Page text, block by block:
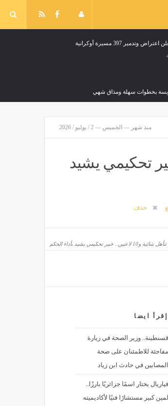
وتدمير 397 مسيرة أوكرانية
بخطوات سهلة ومذاق شهي
وديا اليوم بختام معسكر تركيا
21 يصل لهذا المستوى
منذ شهر — الخميس — 2 / يوليو / 2026
و10 لاعبين.. خبير تحكيمي يشيد
حذف
خبير تحكيمي يشيد بأداء الحكم
إقرأ ايضا
قسنطينة.. وزير الصحة في زيارة
مفاجئة للاطمئنان على صحة
المصابين في حادث ابن زياد
فياريال يختار اسمًا جزائريًا بارزًا..
لمين كبير مستشارًا فنيًا لأكاديميته